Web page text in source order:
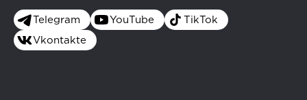
Telegram YouTube TikTok
Vkontakte